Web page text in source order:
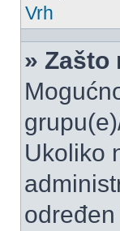
Vrh
» Zašto
Ukoliko